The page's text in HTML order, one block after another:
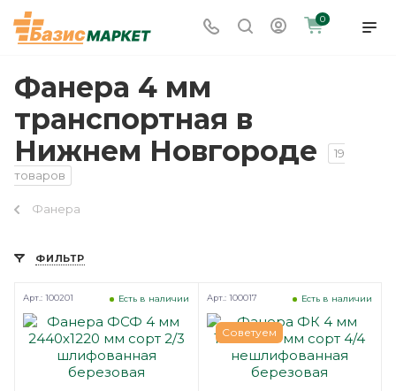
0
Фанера 4 мм
транспортная в
Нижнем Новгороде
19
товаров
Фанера
ФИЛЬТР
Есть в наличии
Арт.: 100201
Советуем
Есть в наличии
Арт.: 100017